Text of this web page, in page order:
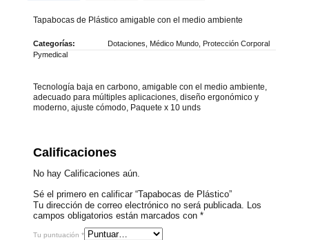
Tapabocas de Plástico amigable con el medio ambiente
Categorías: Dotaciones Médico Mundo Protección Corporal
Pymedical
Tecnología baja en carbono, amigable con el medio ambiente,
adecuado para múltiples aplicaciones, diseño ergonómico y
moderno, ajuste cómodo, Paquete x 10 unds
Calificaciones
No hay Calificaciones aún.
Sé el primero en calificar “Tapabocas de Plástico”
Tu dirección de correo electrónico no será publicada. Los
campos obligatorios están marcados con *
Tu puntuación *